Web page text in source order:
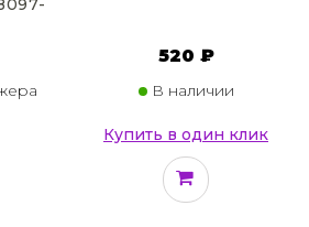
520 ₽
В наличии
Купить в один клик